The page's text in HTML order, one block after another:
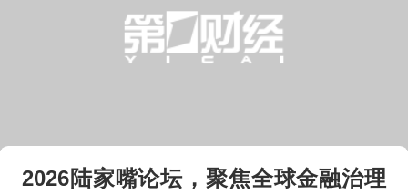
2026陆家嘴论坛，聚焦全球金融治理